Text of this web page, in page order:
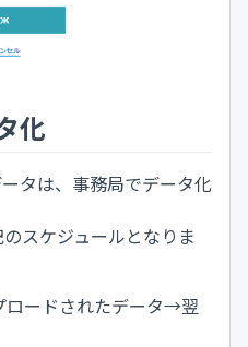
化
タは、事務局でデータ化
スケジュールとなりま
ロードされたデータ→翌